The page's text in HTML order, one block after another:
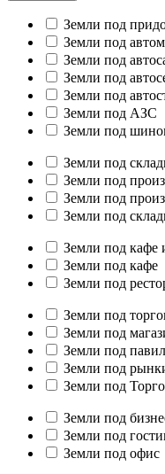
Земли под
Земли под
Земли под
Земли под
Земли под
Земли под АЗС
Земли под
Земли под
Земли под
Земли под
Земли под
Земли под кафе
Земли под кафе
Земли под
Земли под
Земли под
Земли под
Земли под
Земли под
Земли под
Земли под
Земли под офис